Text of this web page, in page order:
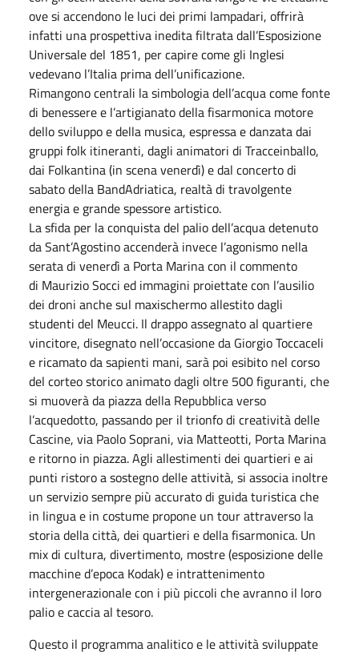
ove si accendono le luci dei primi lampadari, offrirà
infatti una prospettiva inedita filtrata dall’Esposizione
Universale del 1851, per capire come gli Inglesi
vedevano l’Italia prima dell’unificazione.
Rimangono centrali la simbologia dell’acqua come fonte
di benessere e l’artigianato della fisarmonica motore
dello sviluppo e della musica, espressa e danzata dai
gruppi folk itineranti, dagli animatori di Tracceinballo,
dai Folkantina (in scena venerdì) e dal concerto di
sabato della BandAdriatica, realtà di travolgente
energia e grande spessore artistico.
La sfida per la conquista del palio dell’acqua detenuto
da Sant’Agostino accenderà invece l’agonismo nella
serata di venerdì a Porta Marina con il commento
di Maurizio Socci ed immagini proiettate con l’ausilio
dei droni anche sul maxischermo allestito dagli
studenti del Meucci. Il drappo assegnato al quartiere
vincitore, disegnato nell’occasione da Giorgio Toccaceli
e ricamato da sapienti mani, sarà poi esibito nel corso
del corteo storico animato dagli oltre 500 figuranti, che
si muoverà da piazza della Repubblica verso
l’acquedotto, passando per il trionfo di creatività delle
Cascine, via Paolo Soprani, via Matteotti, Porta Marina
e ritorno in piazza. Agli allestimenti dei quartieri e ai
punti ristoro a sostegno delle attività, si associa inoltre
un servizio sempre più accurato di guida turistica che
in lingua e in costume propone un tour attraverso la
storia della città, dei quartieri e della fisarmonica. Un
mix di cultura, divertimento, mostre (esposizione delle
macchine d’epoca Kodak) e intrattenimento
intergenerazionale con i più piccoli che avranno il loro
palio e caccia al tesoro.
Questo il programma analitico e le attività sviluppate